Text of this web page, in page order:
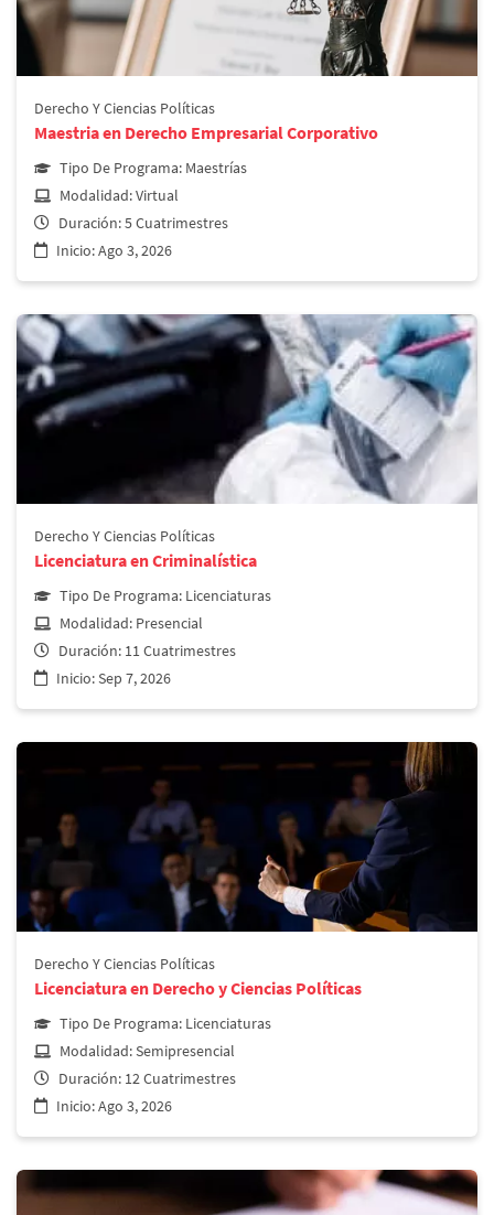
Derecho y Ciencias Políticas
Seminario de Proyección de Imagen y Habilidad
Verbal para Profesionales
Derecho Y Ciencias Políticas
Maestria en Derecho Empresarial Corporativo
Tipo De Programa: Maestrías
Modalidad:Virtual
Duración:5 Cuatrimestres
Inicio:Ago 3, 2026
Derecho y Ciencias Políticas
Maestria en Derecho Empresarial Corporativo
Más información
Derecho Y Ciencias Políticas
Licenciatura en Criminalística
Tipo De Programa: Licenciaturas
Modalidad: Presencial
Duración: 11 Cuatrimestres
Inicio:Sep 7, 2026
Derecho y Ciencias Políticas
Licenciatura en Criminalística
Más información
Derecho Y Ciencias Políticas
Licenciatura en Derecho y Ciencias Políticas
Tipo De Programa: Licenciaturas
Modalidad:Semipresencial
Duración: 12 Cuatrimestres
Inicio:Ago 3, 2026